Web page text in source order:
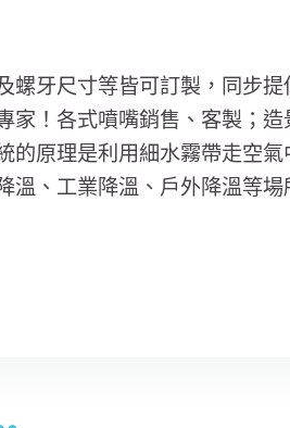
螺牙尺寸等皆可訂製，同步
家！各式噴嘴銷售、客製；造
的原理是利用細水霧帶走空
、工業降溫、戶外降溫等場